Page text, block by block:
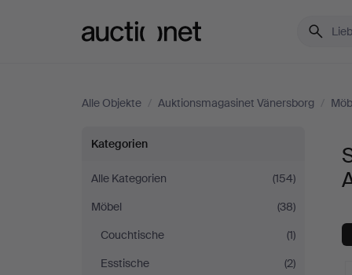
Alle Objekte / Auktionsmagasinet Vänersborg /
Schränke
&
Regale
bei
Kategorien
Alle Kategorien
(154)
Möbel
(38)
Couchtische
(1)
Esstische
(2)